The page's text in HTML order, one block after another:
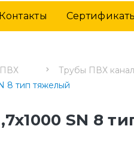
Контакты
ПВХ Трубы ПВХ
8 тип тяжелый
SN 8